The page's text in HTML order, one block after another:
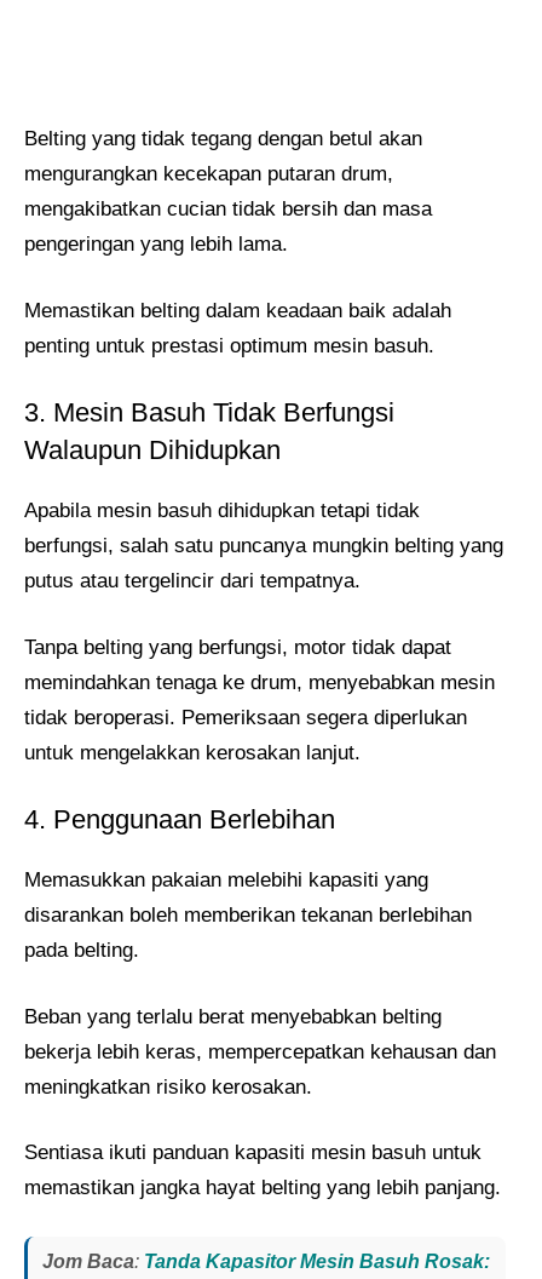
Belting yang tidak tegang dengan betul akan
mengurangkan kecekapan putaran drum,
mengakibatkan cucian tidak bersih dan masa
pengeringan yang lebih lama.
Memastikan belting dalam keadaan baik adalah
penting untuk prestasi optimum mesin basuh.
3. Mesin Basuh Tidak Berfungsi
Walaupun Dihidupkan
Apabila mesin basuh dihidupkan tetapi tidak
berfungsi, salah satu puncanya mungkin belting yang
putus atau tergelincir dari tempatnya.
Tanpa belting yang berfungsi, motor tidak dapat
memindahkan tenaga ke drum, menyebabkan mesin
tidak beroperasi. Pemeriksaan segera diperlukan
untuk mengelakkan kerosakan lanjut.
4. Penggunaan Berlebihan
Memasukkan pakaian melebihi kapasiti yang
disarankan boleh memberikan tekanan berlebihan
pada belting.
Beban yang terlalu berat menyebabkan belting
bekerja lebih keras, mempercepatkan kehausan dan
meningkatkan risiko kerosakan.
Sentiasa ikuti panduan kapasiti mesin basuh untuk
memastikan jangka hayat belting yang lebih panjang.
Jom Baca: Tanda Kapasitor Mesin Basuh Rosak: